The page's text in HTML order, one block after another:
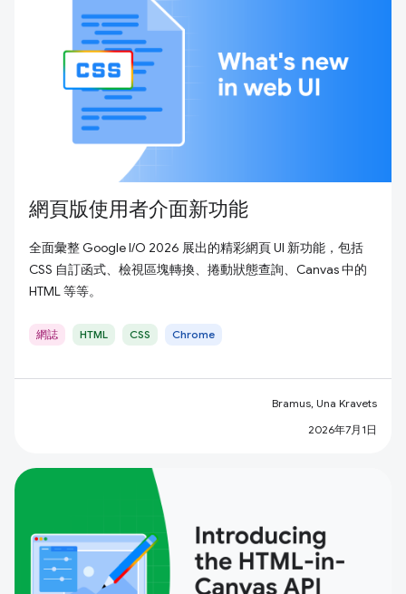
網頁版使用者介面新功能
全面彙整 Google I/O 2026 展出的精彩網頁 UI 新功能，包括
CSS 自訂函式、檢視區塊轉換、捲動狀態查詢、Canvas 中的
HTML 等等。
網誌 HTML CSS Chrome
Bramus, Una Kravets
2026年7月1日